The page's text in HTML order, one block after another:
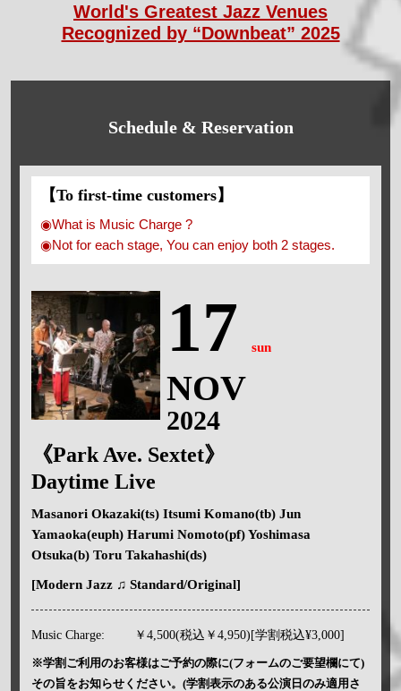
World's Greatest Jazz Venues
Recognized by “Downbeat” 2025
Schedule & Reservation
【To first-time customers】
◉What is Music Charge ?
◉Not for each stage, You can enjoy both 2 stages.
17 sun
NOV
2024
《Park Ave. Sextet》
Daytime Live
Masanori Okazaki(ts) Itsumi Komano(tb) Jun
Yamaoka(euph) Harumi Nomoto(pf) Yoshimasa
Otsuka(b) Toru Takahashi(ds)
[Modern Jazz ♫ Standard/Original]
Music Charge: ￥4,500(税込￥4,950)[学割税込¥3,000]
※学割ご利用のお客様はご予約の際に(フォームのご要望欄にて)
その旨をお知らせください。(学割表示のある公演日のみ適用さ